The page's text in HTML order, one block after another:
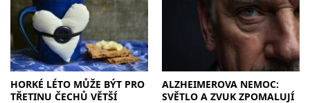
HORKÉ LÉTO MŮŽE BÝT PRO
TŘETINU ČECHŮ VĚTŠÍ
ALZHEIMEROVA NEMOC:
SVĚTLO A ZVUK ZPOMALUJÍ